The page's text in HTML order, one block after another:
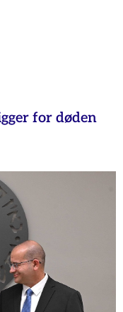
for døden